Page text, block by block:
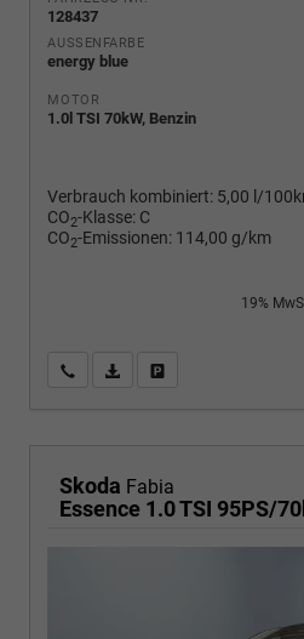
128437
AUSSENFARBE
energy blue
MOTOR
1.0l TSI 70kW, Benzin
Verbrauch kombiniert: 5,00 l/
CO2-Klasse: C
CO2-Emissionen: 114,00 g/km
19%
Wir rufen Sie anPDF-Fahrzeugexposé
Skoda Fabia
Essence 1.0 TSI 95PS/